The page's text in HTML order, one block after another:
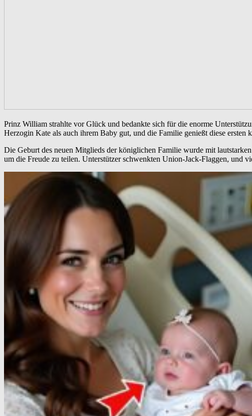
Prinz William strahlte vor Glück und bedankte sich für die enorme
Herzogin Kate als auch ihrem Baby gut, und die Familie genießt diese ersten
Die Geburt des neuen Mitglieds der königlichen Familie wurde mit
um die Freude zu teilen. Unterstützer schwenkten Union-Jack-Flaggen, und